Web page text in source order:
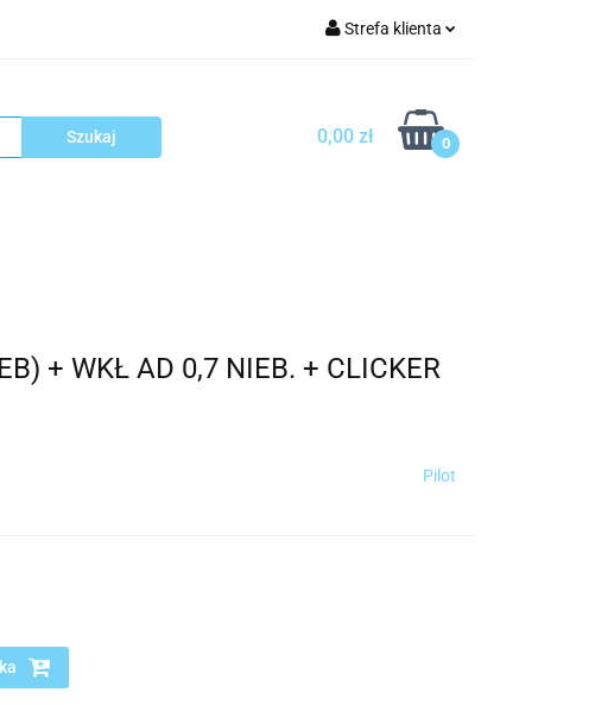
Strefa klienta
Zarejestruj się
Dodaj zgłoszenie
0,00 zł 0
+ WKŁ AD 0,7 NIEB. + CLICKER
Pilot